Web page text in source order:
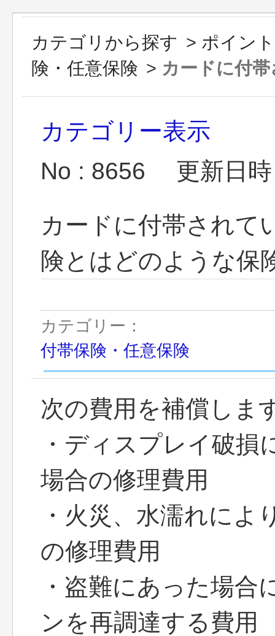
カテゴリから探す > ポイン
険・任意保険 > カードに付
カテゴリー表示
No : 8656
更新日
カードに付帯されて
険とはどのような保
カテゴリー：
付帯保険・任意保険
次の費用を補償しま
・ディスプレイ破
場合の修理費用
・火災、水濡れによ
の修理費用
・盗難にあった場合
ンを再調達する費用